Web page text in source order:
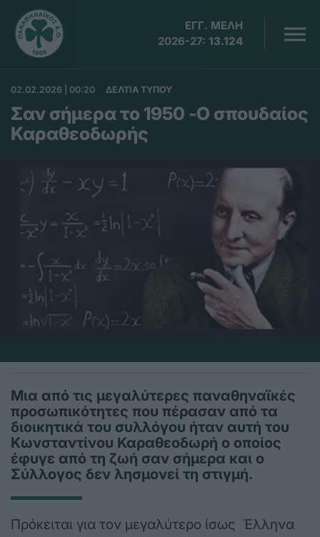
ΕΓΓ. ΜΕΛΗ
2026-27: 13.124
02.02.2026 | 00:20 ΔΕΛΤΙΑ ΤΥΠΟΥ
Σαν σήμερα το 1950 -Ο σπουδαίος
Καραθεοδωρής
Μια από τις μεγαλύτερες παναθηναϊκές
προσωπικότητες που πέρασαν από τα
διοικητικά του συλλόγου ήταν αυτή του
Κωνσταντίνου Καραθεοδωρή ο οποίος
έφυγε από τη ζωή σαν σήμερα και ο
Σύλλογος δεν λησμονεί τη στιγμή.
Πρόκειται για τον μεγαλύτερο ίσως Έλληνα